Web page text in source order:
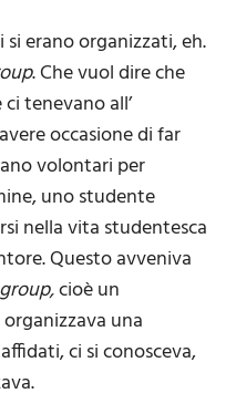
erano organizzati, eh.
. Che vuol dire che
tenevano all’
occasione di far
volontari per
uno studente
nella vita studentesca
Questo avveniva
group,cioè un
una
ci si conosceva,